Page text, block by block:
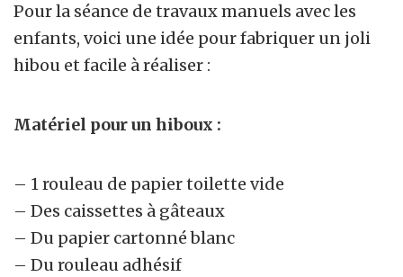
Pour la séance de travaux manuels avec les
enfants, voici une idée pour fabriquer un joli
hibou et facile à réaliser :
Matériel pour un hiboux :
– 1 rouleau de papier toilette vide
– Des caissettes à gâteaux
– Du papier cartonné blanc
– Du rouleau adhésif